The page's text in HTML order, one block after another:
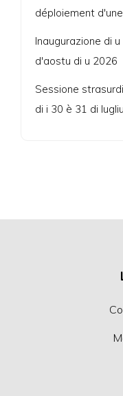
déploiement
Inaugurazione di
d'aostu di u 2026
Sessione
di i 30 è 31 di